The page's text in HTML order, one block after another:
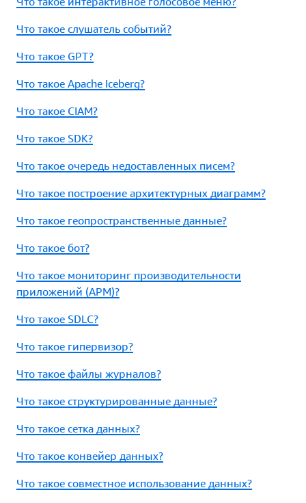
Что такое слушатель событий?
Что такое GPT?
Что такое Apache Iceberg?
Что такое CIAM?
Что такое SDK?
Что такое очередь недоставленных писем?
Что такое построение архитектурных диаграмм?
Что такое геопространственные данные?
Что такое бот?
Что такое мониторинг производительности
приложений (APM)?
Что такое SDLC?
Что такое гипервизор?
Что такое файлы журналов?
Что такое структурированные данные?
Что такое сетка данных?
Что такое конвейер данных?
Что такое совместное использование данных?